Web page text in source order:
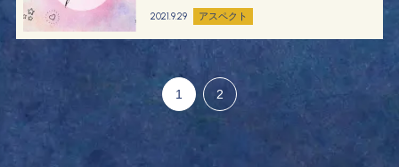
るヨハネス・ケプラーによって導入されま
りかえて、数学的に研究した人物です。 そ
のため、マイナーアスペク…
2021.9.29 アスペクト
1 2